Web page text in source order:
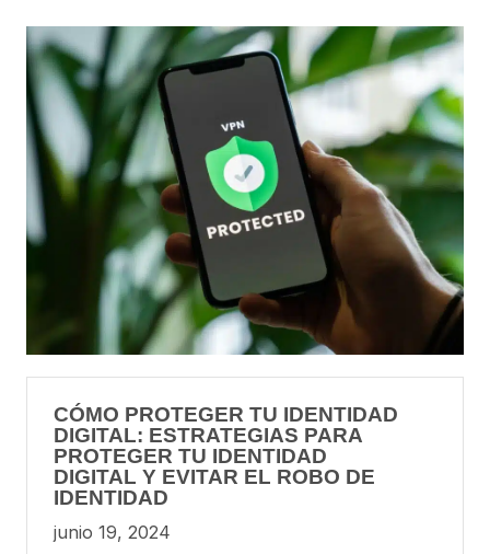
CÓMO PROTEGER TU IDENTIDAD
DIGITAL: ESTRATEGIAS PARA
PROTEGER TU IDENTIDAD
DIGITAL Y EVITAR EL ROBO DE
IDENTIDAD
junio 19, 2024